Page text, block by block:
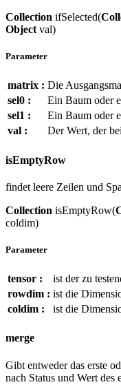
Collection ifSelected(
Object val)
Parameter
matrix : Die
sel0 :
Ein Baum oder
sel1 :
Ein Baum oder
val :
Der Wert, der
isEmptyRow
findet leere Zeilen und
Collection isEmptyRow(
coldim)
Parameter
tensor :
ist der zu
rowdim : ist die
coldim :
ist die
merge
Gibt entweder das erste
nach Status und Wert des